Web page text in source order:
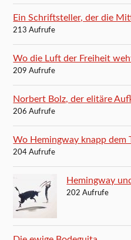
Ein Schriftsteller, der die
213 Aufrufe
Wo die Luft der Freiheit
209 Aufrufe
Norbert Bolz, der elitäre
206 Aufrufe
Wo Hemingway knapp dem
204 Aufrufe
Hemingway
202 Aufrufe